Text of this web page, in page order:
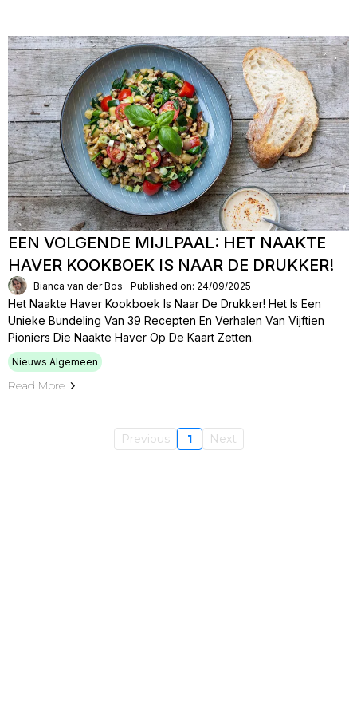
EEN VOLGENDE MIJLPAAL: HET NAAKTE
HAVER KOOKBOEK IS NAAR DE DRUKKER!
Bianca van der Bos Published on: 24/09/2025
Het Naakte Haver Kookboek Is Naar De Drukker! Het Is Een
Unieke Bundeling Van 39 Recepten En Verhalen Van Vijftien
Pioniers Die Naakte Haver Op De Kaart Zetten.
Nieuws Algemeen
Read More
Previous 1 Next